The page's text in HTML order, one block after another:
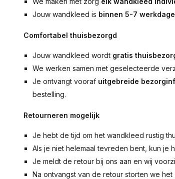
Jouw wandkleed is binnen 5-7
Comfortabel thuisbezorgd
Jouw wandkleed wordt gratis
We werken samen met geselecteerde
Je ontvangt vooraf uitgebreide
bestelling.
Retourneren mogelijk
Je hebt de tijd om het wandkleed rustig
Als je niet helemaal tevreden bent, kun je
Je meldt de retour bij ons aan en wij
Na ontvangst van de retour storten we het